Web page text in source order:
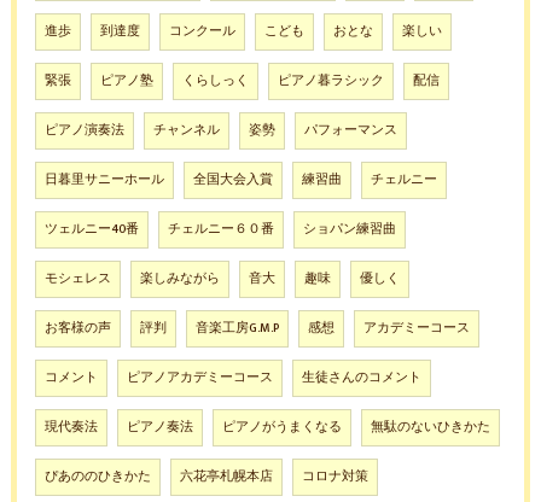
進歩 到達度 コンクール こども おとな 楽しい
緊張 ピアノ塾 くらしっく ピアノ暮ラシック 配信
ピアノ演奏法 チャンネル 姿勢 パフォーマンス
日暮里サニーホール 全国大会入賞 練習曲 チェルニー
ツェルニー40番 チェルニー６０番 ショパン練習曲
モシェレス 楽しみながら 音大 趣味 優しく
お客様の声 評判 音楽工房G.M.P 感想 アカデミーコース
コメント ピアノアカデミーコース 生徒さんのコメント
現代奏法 ピアノ奏法 ピアノがうまくなる 無駄のないひきかた
ぴあののひきかた 六花亭札幌本店 コロナ対策